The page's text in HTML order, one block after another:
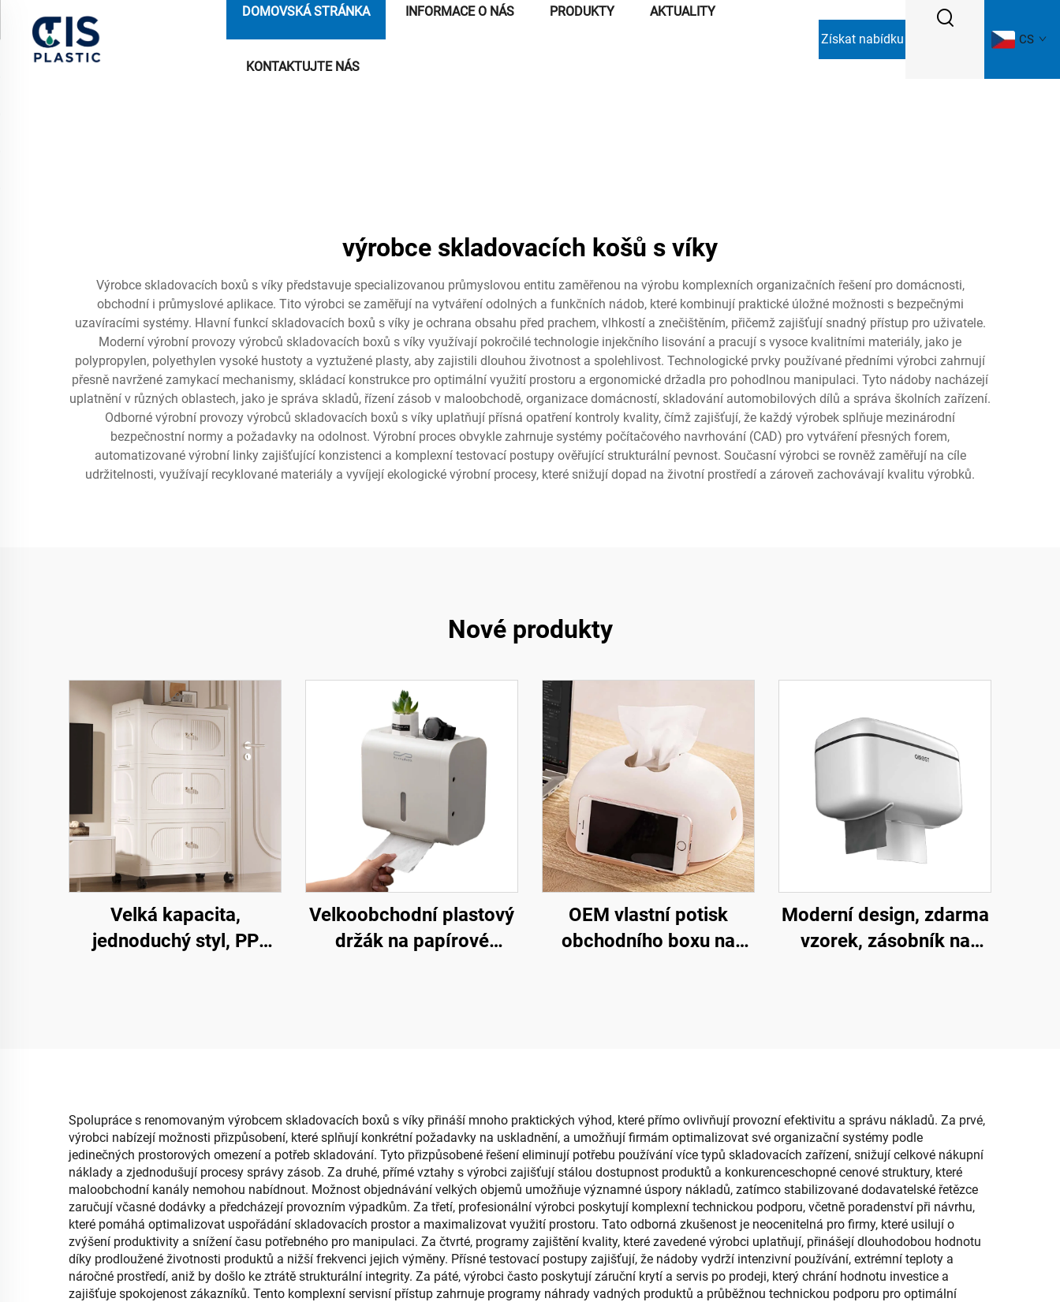
DOMOVSKÁ STRÁNKA INFORMACE O NÁS PRODUKTY AKTUALITY
KONTAKTUJTE NÁS
Získat nabídku CS
výrobce skladovacích košů s víky
Výrobce skladovacích boxů s víky představuje specializovanou průmyslovou entitu zaměřenou na výrobu komplexních organizačních řešení pro domácnosti,
obchodní i průmyslové aplikace. Tito výrobci se zaměřují na vytváření odolných a funkčních nádob, které kombinují praktické úložné možnosti s bezpečnými
uzavíracími systémy. Hlavní funkcí skladovacích boxů s víky je ochrana obsahu před prachem, vlhkostí a znečištěním, přičemž zajišťují snadný přístup pro uživatele.
Moderní výrobní provozy výrobců skladovacích boxů s víky využívají pokročilé technologie injekčního lisování a pracují s vysoce kvalitními materiály, jako je
polypropylen, polyethylen vysoké hustoty a vyztužené plasty, aby zajistili dlouhou životnost a spolehlivost. Technologické prvky používané předními výrobci zahrnují
přesně navržené zamykací mechanismy, skládací konstrukce pro optimální využití prostoru a ergonomické držadla pro pohodlnou manipulaci. Tyto nádoby nacházejí
uplatnění v různých oblastech, jako je správa skladů, řízení zásob v maloobchodě, organizace domácností, skladování automobilových dílů a správa školních zařízení.
Odborné výrobní provozy výrobců skladovacích boxů s víky uplatňují přísná opatření kontroly kvality, čímž zajišťují, že každý výrobek splňuje mezinárodní
bezpečnostní normy a požadavky na odolnost. Výrobní proces obvykle zahrnuje systémy počítačového navrhování (CAD) pro vytváření přesných forem,
automatizované výrobní linky zajišťující konzistenci a komplexní testovací postupy ověřující strukturální pevnost. Současní výrobci se rovněž zaměřují na cíle
udržitelnosti, využívají recyklované materiály a vyvíjejí ekologické výrobní procesy, které snižují dopad na životní prostředí a zároveň zachovávají kvalitu výrobků.
Nové produkty
Velká kapacita,
jednoduchý styl, PP
Velkoobchodní plastový
držák na papírové
OEM vlastní potisk
obchodního boxu na
Moderní design, zdarma
vzorek, zásobník na
Spolupráce s renomovaným výrobcem skladovacích boxů s víky přináší mnoho praktických výhod, které přímo ovlivňují provozní efektivitu a správu nákladů. Za prvé,
výrobci nabízejí možnosti přizpůsobení, které splňují konkrétní požadavky na uskladnění, a umožňují firmám optimalizovat své organizační systémy podle
jedinečných prostorových omezení a potřeb skladování. Tyto přizpůsobené řešení eliminují potřebu používání více typů skladovacích zařízení, snižují celkové nákupní
náklady a zjednodušují procesy správy zásob. Za druhé, přímé vztahy s výrobci zajišťují stálou dostupnost produktů a konkurenceschopné cenové struktury, které
maloobchodní kanály nemohou nabídnout. Možnost objednávání velkých objemů umožňuje významné úspory nákladů, zatímco stabilizované dodavatelské řetězce
zaručují včasné dodávky a předcházejí provozním výpadkům. Za třetí, profesionální výrobci poskytují komplexní technickou podporu, včetně poradenství při návrhu,
které pomáhá optimalizovat uspořádání skladovacích prostor a maximalizovat využití prostoru. Tato odborná zkušenost je neocenitelná pro firmy, které usilují o
zvýšení produktivity a snížení času potřebného pro manipulaci. Za čtvrté, programy zajištění kvality, které zavedené výrobci uplatňují, přinášejí dlouhodobou hodnotu
díky prodloužené životnosti produktů a nižší frekvenci jejich výměny. Přísné testovací postupy zajišťují, že nádoby vydrží intenzivní používání, extrémní teploty a
náročné prostředí, aniž by došlo ke ztrátě strukturální integrity. Za páté, výrobci často poskytují záruční krytí a servis po prodeji, který chrání hodnotu investice a
zajišťuje spokojenost zákazníků. Tento komplexní servisní přístup zahrnuje programy náhrady vadných produktů a průběžnou technickou podporu pro optimální